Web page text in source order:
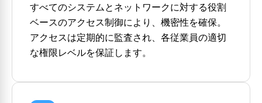
すべてのシステムとネットワークに対する役割
ベースのアクセス制御により、機密性を確保。
アクセスは定期的に監査され、各従業員の適切
な権限レベルを保証します。